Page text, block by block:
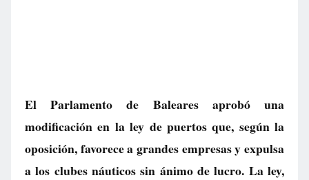
El Parlamento de Baleares aprobó una
modificación en la ley de puertos que, según la
oposición, favorece a grandes empresas y expulsa
a los clubes náuticos sin ánimo de lucro. La ley,